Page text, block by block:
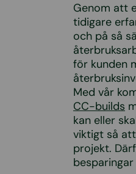
Genom att
tidigare
och på så
för kunden
Med vår
CC-builds
kan eller
viktigt så
projekt.